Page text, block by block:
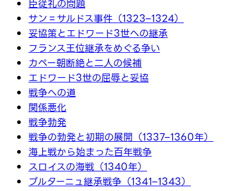
臣従礼の問題
サン＝サルドス事件（1323–1324）
妥協策とエドワード3世への継承
フランス王位継承をめぐる争い
カペー朝断絶と二人の候補
エドワード3世の屈辱と妥協
戦争への道
関係悪化
戦争勃発
戦争の勃発と初期の展開（1337–1360年）
海上戦から始まった百年戦争
スロイスの海戦（1340年）
ブルターニュ継承戦争（1341–1343）